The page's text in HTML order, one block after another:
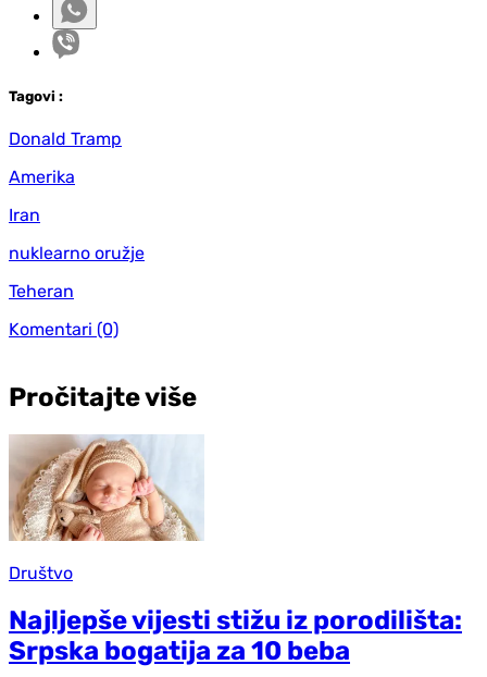
Tagovi :
Donald Tramp
Amerika
Iran
nuklearno oružje
Teheran
Komentari (0)
Pročitajte više
Društvo
Najljepše vijesti stižu iz porodilišta:
Srpska bogatija za 10 beba